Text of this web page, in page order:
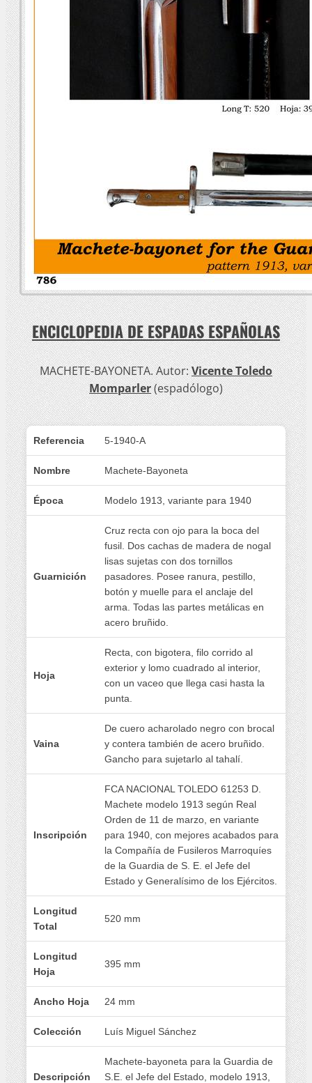
ENCICLOPEDIA DE ESPADAS ESPAÑOLAS
MACHETE-BAYONETA. Autor:Vicente Toledo
Momparler(espadólogo)
Referencia 5-1940-A
Nombre Machete-Bayoneta
Época Modelo 1913, variante para 1940
Guarnición
Cruz recta con ojo para la boca del
fusil. Dos cachas de madera de nogal
lisas sujetas con dos tornillos
pasadores. Posee ranura, pestillo,
botón y muelle para el anclaje del
arma. Todas las partes metálicas en
acero bruñido.
Hoja
Recta, con bigotera, filo corrido al
exterior y lomo cuadrado al interior,
con un vaceo que llega casi hasta la
punta.
Vaina
De cuero acharolado negro con brocal
y contera también de acero bruñido.
Gancho para sujetarlo al tahalí.
Inscripción
FCA NACIONAL TOLEDO 61253 D.
Machete modelo 1913 según Real
Orden de 11 de marzo, en variante
para 1940, con mejores acabados para
la Compañía de Fusileros Marroquíes
de la Guardia de S. E. el Jefe del
Estado y Generalísimo de los Ejércitos.
Longitud
Total
520 mm
Longitud
Hoja
395 mm
Ancho Hoja 24 mm
Colección Luís Miguel Sánchez
Descripción
Machete-bayoneta para la Guardia de
S.E. el Jefe del Estado, modelo 1913,